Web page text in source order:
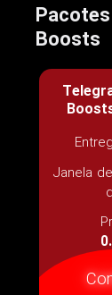
Boosts
Janela